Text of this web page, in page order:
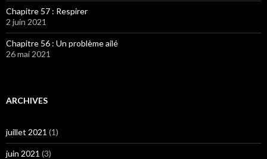
Chapitre 57 : Respirer
2 juin 2021
Chapitre 56 : Un problème ailé
26 mai 2021
ARCHIVES
juillet 2021 (1)
juin 2021 (3)